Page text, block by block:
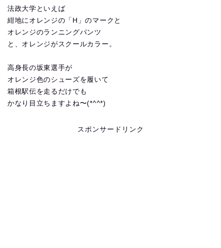
法政大学といえば
紺地にオレンジの「H」のマークと
オレンジのランニングパンツ
と、オレンジがスクールカラー。
高身長の坂東選手が
オレンジ色のシューズを履いて
箱根駅伝を走るだけでも
かなり目立ちますよね〜(*^^*)
スポンサードリンク